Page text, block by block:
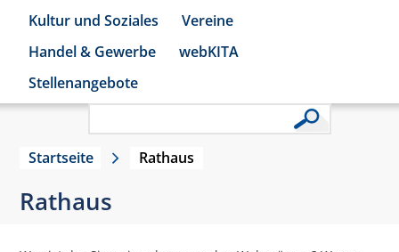
Kultur und Soziales
Vereine
Handel & Gewerbe
webKITA
Stellenangebote
Startseite Rathaus
Rathaus